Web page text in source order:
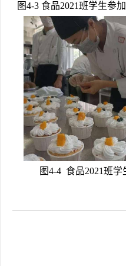
图4-3 食品2021班学生参
图4-4  食品2021班